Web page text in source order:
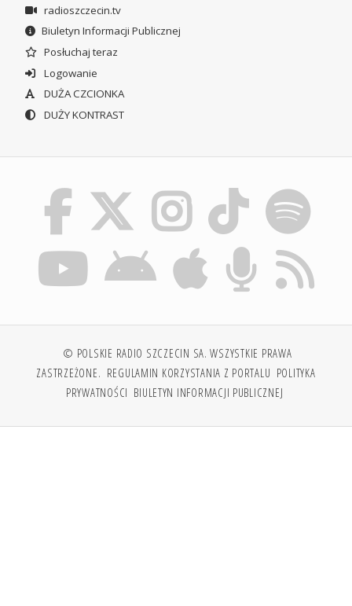
radioszczecin.tv
Biuletyn Informacji Publicznej
Posłuchaj teraz
Logowanie
DUŻA CZCIONKA
DUŻY KONTRAST
© POLSKIE RADIO SZCZECIN SA. WSZYSTKIE PRAWA
ZASTRZEŻONE. REGULAMIN KORZYSTANIA Z PORTALU POLITYKA
PRYWATNOŚCI BIULETYN INFORMACJI PUBLICZNEJ